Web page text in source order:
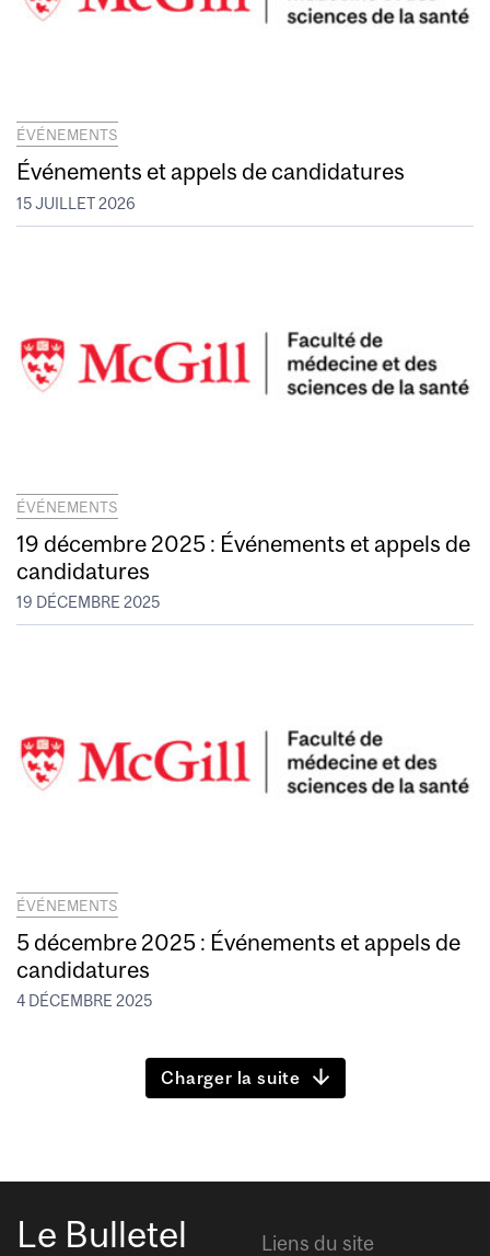
ÉVÉNEMENTS
Événements et appels de candidatures
15 JUILLET 2026
ÉVÉNEMENTS
19 décembre 2025 : Événements et appels de
candidatures
19 DÉCEMBRE 2025
ÉVÉNEMENTS
5 décembre 2025 : Événements et appels de
candidatures
4 DÉCEMBRE 2025
Charger la suite
Le Bulletel Liens du site